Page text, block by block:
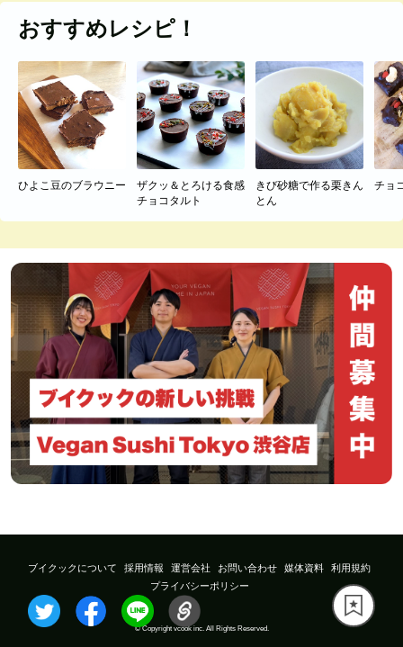
おすすめレシピ！
ひよこ豆のブラウニー
ザクッ＆とろける食感
チョコタルト
きび砂糖で作る栗きん
とん
チョ
ブイクックについて 採用情報 運営会社 お問い合わせ 媒体資料
利用規約
プライバシーポリシー
© Copyright vcook inc. All Rights Reserved.